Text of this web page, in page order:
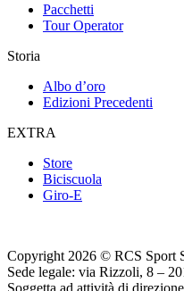
Pacchetti
Tour Operator
Storia
Albo d’oro
Edizioni Precedenti
EXTRA
Store
Biciscuola
Giro-E
Copyright 2026 © RCS Sport
Sede legale: via Rizzoli, 8 –
Soggetta ad attività di